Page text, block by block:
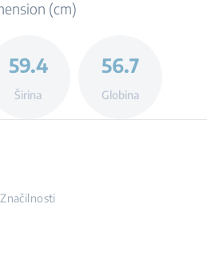
(cm)
59.4
Širina
56.7
Globina
Značilnosti